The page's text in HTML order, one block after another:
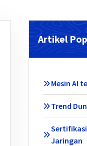
Artikel
Mesin AI
Trend
Jaringan